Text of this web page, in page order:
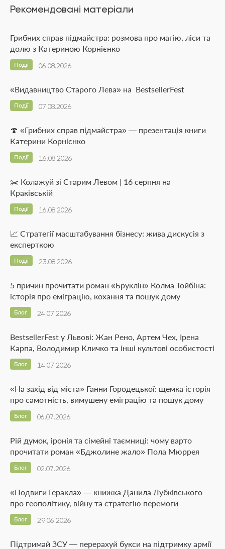
Рекомендовані матеріали
Грибних справ підмайстра: розмова про магію, ліси та
долю з Катериною Корнієнко
06.08.2026
Події
«Видавництво Старого Лева» на BestsellerFest
07.08.2026
Події
🍄 «Грибних справ підмайстра» — презентація книги
Катерини Корнієнко
16.08.2026
Події
✂️ Колажуй зі Старим Левом | 16 серпня на
Краківській
16.08.2026
Події
📈 Стратегії масштабування бізнесу: жива дискусія з
експерткою
23.08.2026
Події
5 причин прочитати роман «Бруклін» Колма Тойбіна:
історія про еміграцію, кохання та пошук дому
24.07.2026
Блог
BestsellerFest у Львові: Жан Рено, Артем Чех, Ірена
Карпа, Володимир Кличко та інші культові особистості
14.07.2026
Блог
«На захід від міста» Ганни Городецької: щемка історія
про самотність, вимушену еміграцію та пошук дому
06.07.2026
Блог
Рій думок, іронія та сімейні таємниці: чому варто
прочитати роман «Бджолине жало» Пола Мюррея
02.07.2026
Блог
«Подвиги Геракла» — книжка Данила Лубківського
про геополітику, війну та стратегію перемоги
29.06.2026
Блог
Підтримай ЗСУ — перерахуй букси на підтримку армії